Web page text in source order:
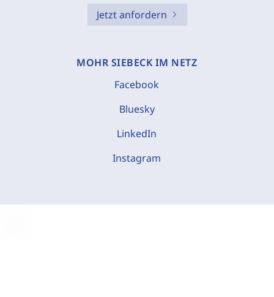
Jetzt anfordern
MOHR SIEBECK IM NETZ
Facebook
Bluesky
LinkedIn
Instagram